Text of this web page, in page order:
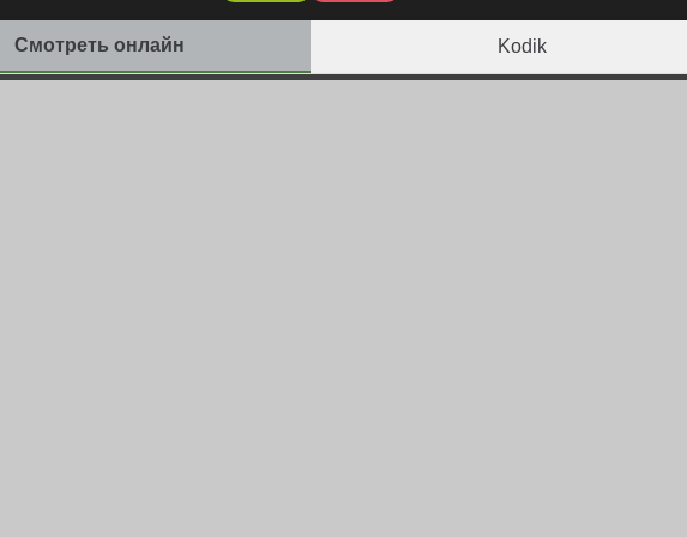
Смотреть онлайн Kodik